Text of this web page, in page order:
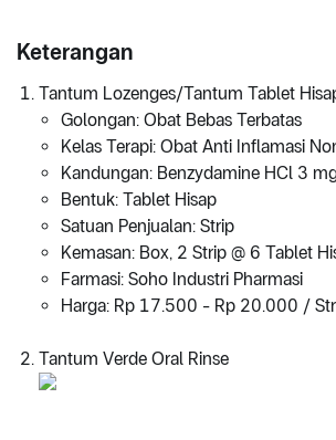
Keterangan
Tantum Lozenges/Tantum Tablet
Golongan: Obat Bebas Terbatas
Kelas Terapi: Obat Anti Inflamasi
Kandungan: Benzydamine HCl 3
Bentuk: Tablet Hisap
Satuan Penjualan: Strip
Kemasan: Box, 2 Strip @ 6 Tablet
Farmasi: Soho Industri Pharmasi
Harga: Rp 17.500 - Rp 20.000 /
Tantum Verde Oral Rinse